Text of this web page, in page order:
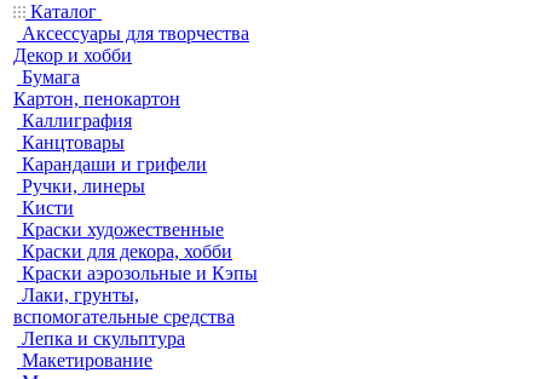
Каталог
Аксессуары для творчества
Декор и хобби
Бумага
Картон, пенокартон
Каллиграфия
Канцтовары
Карандаши и грифели
Ручки, линеры
Кисти
Краски художественные
Краски для декора, хобби
Краски аэрозольные и Кэпы
Лаки, грунты,
вспомогательные средства
Лепка и скульптура
Макетирование